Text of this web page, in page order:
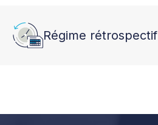
Régime rétrospectif